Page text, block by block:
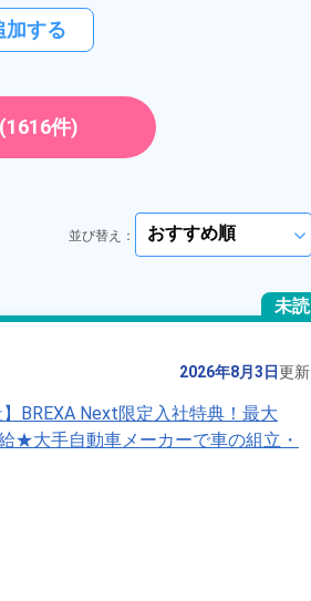
正社員 ※無期雇用派遣
arrow_forward_ios
arrow_forward_ios
加する
(1616件)
並び替え： arrow_forward_ios
未読
2026年8月3日更新
BREXA Next限定入社特典！最大
★大手自動車メーカーで車の組立・
も充実！備品付き1R寮完備♪カバ
り♪生活支援物資事前対応可◎《福岡
の男性活躍中！赴任旅費会社負担♪
マイカー通勤OK！《千葉県市原
給与
勤務時間
[1] 08:00～16:00
[2] 08:00～20:00
[3] 20:00～08:00
雇用形態
派遣社員
赴任旅費あり
社会保険完備 年間休日120日以上
WEBで応募する